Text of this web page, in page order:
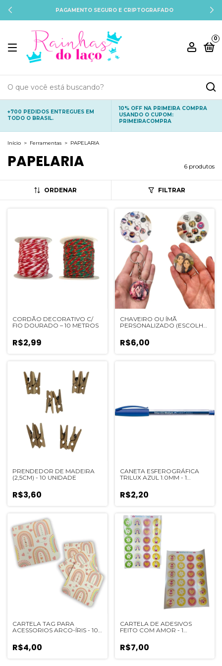
PAGAMENTO SEGURO E CRIPTOGRAFADO
0
+700 PEDIDOS ENTREGUES EM
TODO O BRASIL.
10% OFF NA PRIMEIRA COMPRA
USANDO O CUPOM:
PRIMEIRACOMPRA
Início > Ferramentas > PAPELARIA
PAPELARIA 6 produtos
ORDENAR FILTRAR
CORDÃO DECORATIVO C/
FIO DOURADO – 10 METROS
R$2,99
CHAVEIRO OU ÍMÃ
PERSONALIZADO (ESCOLHA
R$6,00
PRENDEDOR DE MADEIRA
(2,5CM) - 10 UNIDADE
R$3,60
CANETA ESFEROGRÁFICA
TRILUX AZUL 1.0MM - 1
R$2,20
CARTELA TAG PARA
ACESSORIOS ARCO-ÍRIS - 10
R$4,00
CARTELA DE ADESIVOS
FEITO COM AMOR - 1
R$7,00